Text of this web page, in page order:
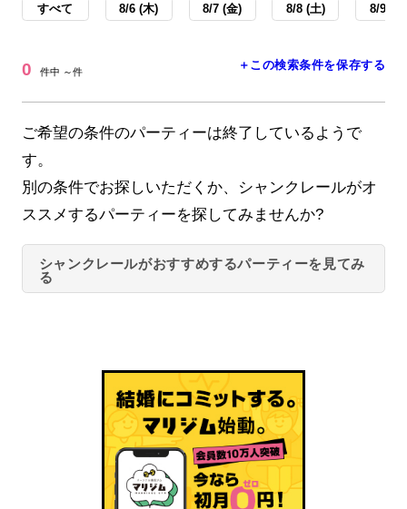
すべて 8/6 (木) 8/7 (金) 8/8 (土) 8/9 (日
0 件中 ～件 ＋この検索条件を保存する
ご希望の条件のパーティーは終了しているようで
す。
別の条件でお探しいただくか、シャンクレールがオ
ススメするパーティーを探してみませんか?
シャンクレールがおすすめするパーティーを見てみ
る